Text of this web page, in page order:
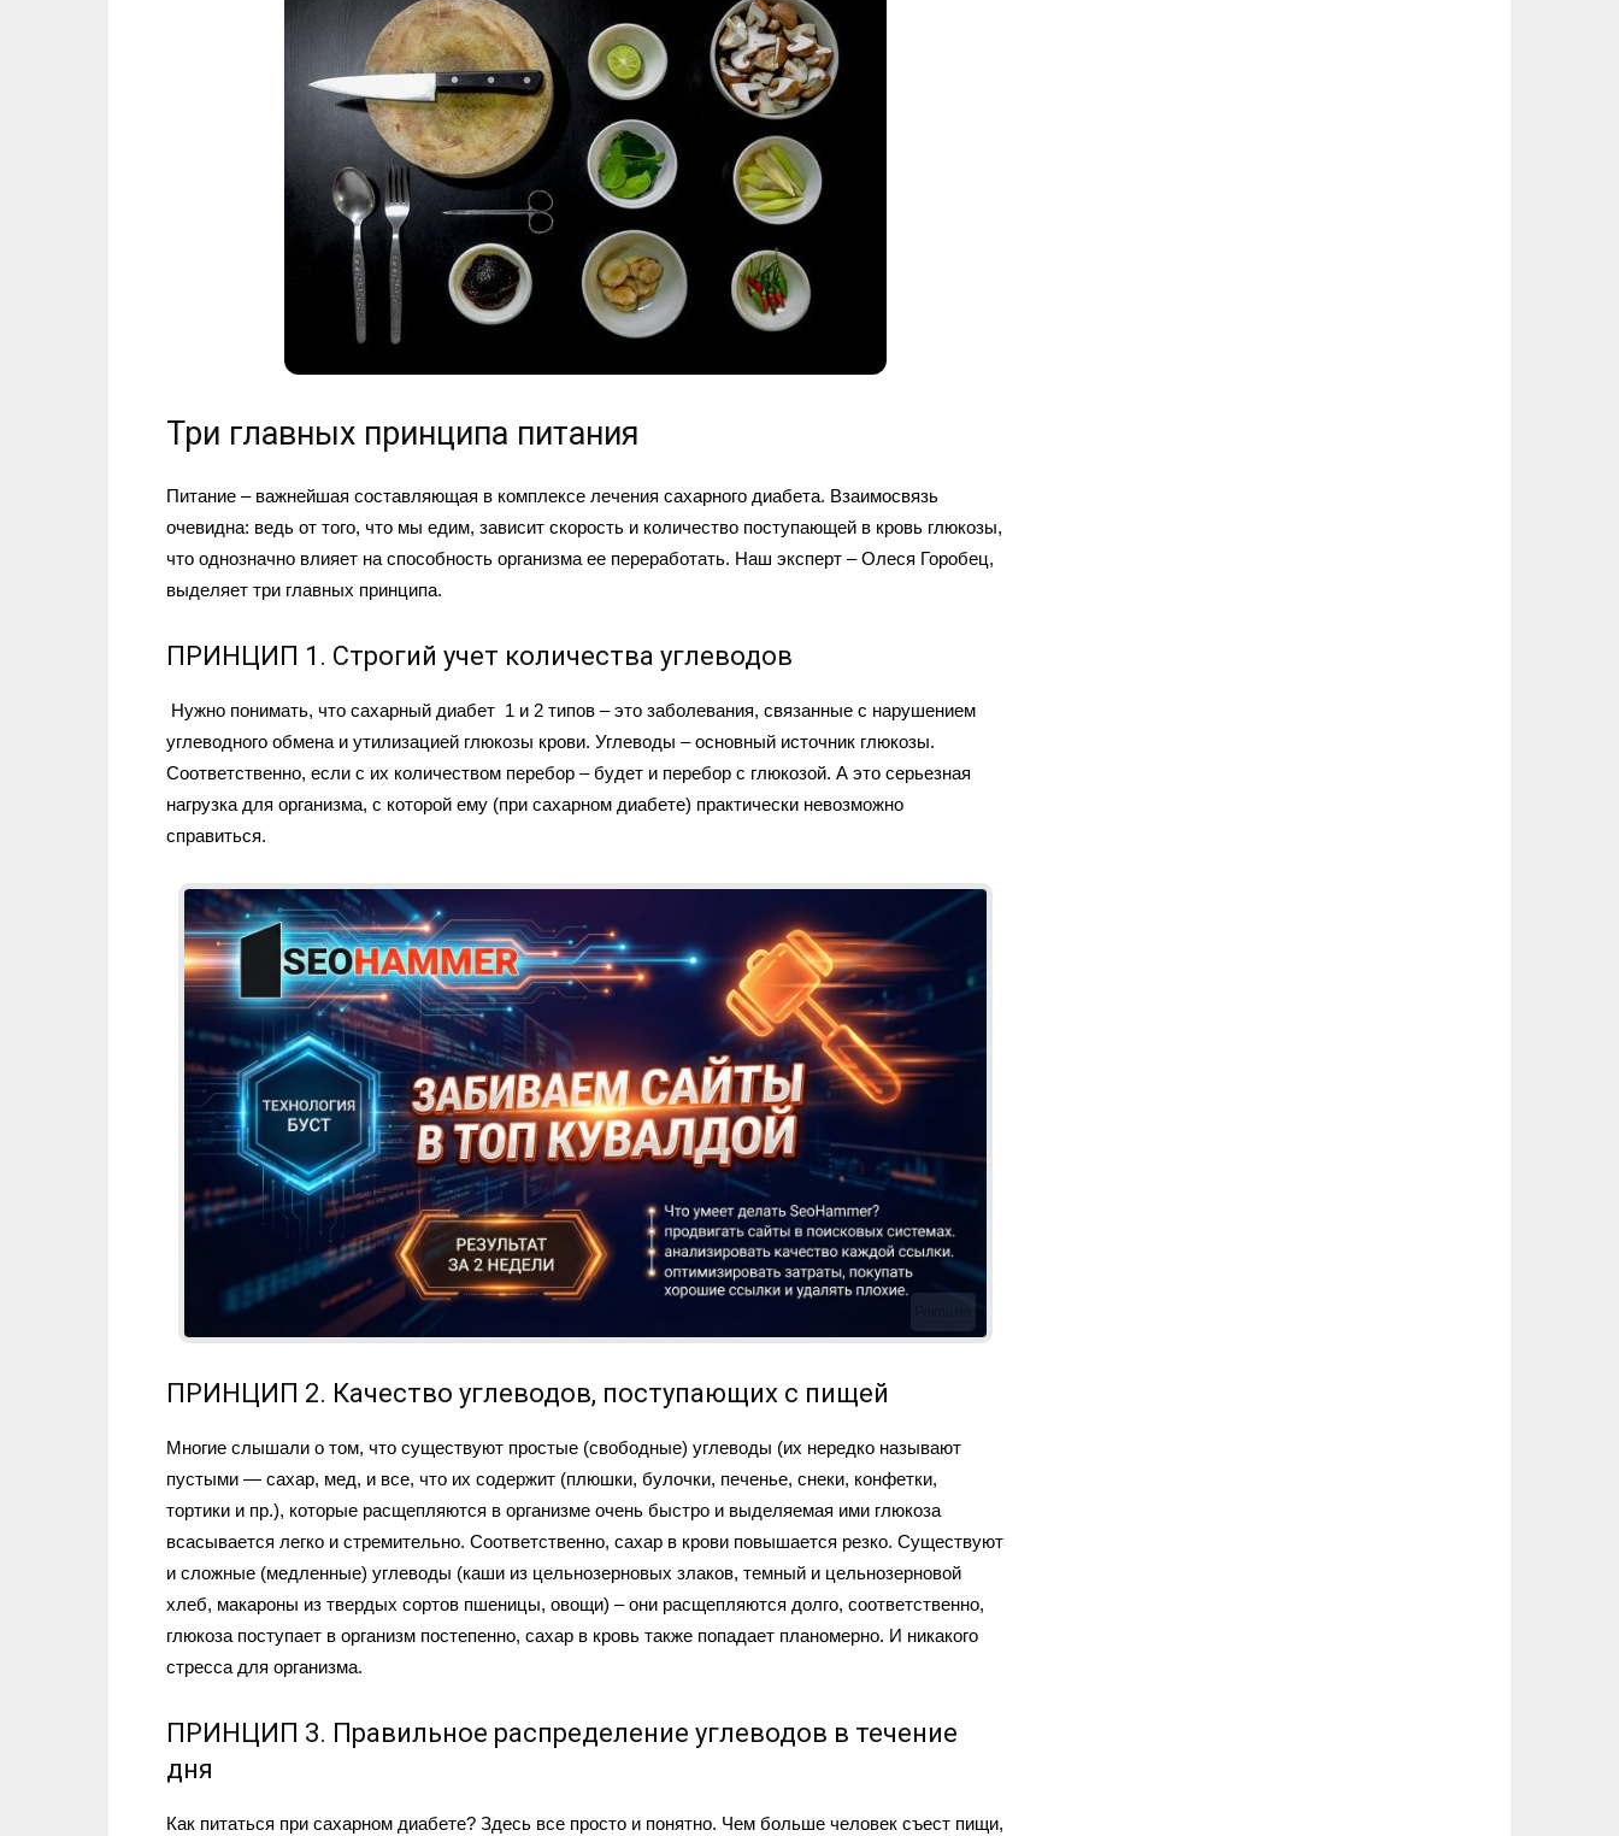
Три главных принципа питания
Питание – важнейшая составляющая в комплексе лечения сахарного диабета. Взаимосвязь
очевидна: ведь от того, что мы едим, зависит скорость и количество поступающей в кровь глюкозы,
что однозначно влияет на способность организма ее переработать. Наш эксперт – Олеся Горобец,
выделяет три главных принципа.
ПРИНЦИП 1. Строгий учет количества углеводов
Нужно понимать, что сахарный диабет 1 и 2 типов – это заболевания, связанные с нарушением
углеводного обмена и утилизацией глюкозы крови. Углеводы – основный источник глюкозы.
Соответственно, если с их количеством перебор – будет и перебор с глюкозой. А это серьезная
нагрузка для организма, с которой ему (при сахарном диабете) практически невозможно
справиться.
ПРИНЦИП 2. Качество углеводов, поступающих с пищей
Многие слышали о том, что существуют простые (свободные) углеводы (их нередко называют
пустыми — сахар, мед, и все, что их содержит (плюшки, булочки, печенье, снеки, конфетки,
тортики и пр.), которые расщепляются в организме очень быстро и выделяемая ими глюкоза
всасывается легко и стремительно. Соответственно, сахар в крови повышается резко. Существуют
и сложные (медленные) углеводы (каши из цельнозерновых злаков, темный и цельнозерновой
хлеб, макароны из твердых сортов пшеницы, овощи) – они расщепляются долго, соответственно,
глюкоза поступает в организм постепенно, сахар в кровь также попадает планомерно. И никакого
стресса для организма.
ПРИНЦИП 3. Правильное распределение углеводов в течение
дня
Как питаться при сахарном диабете? Здесь все просто и понятно. Чем больше человек съест пищи,